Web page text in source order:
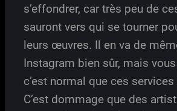
s’effondrer, car très peu de
sauront vers qui se tourner
leurs œuvres. Il en va de
Instagram bien sûr, mais vous
c’est normal que ces
C’est dommage que des